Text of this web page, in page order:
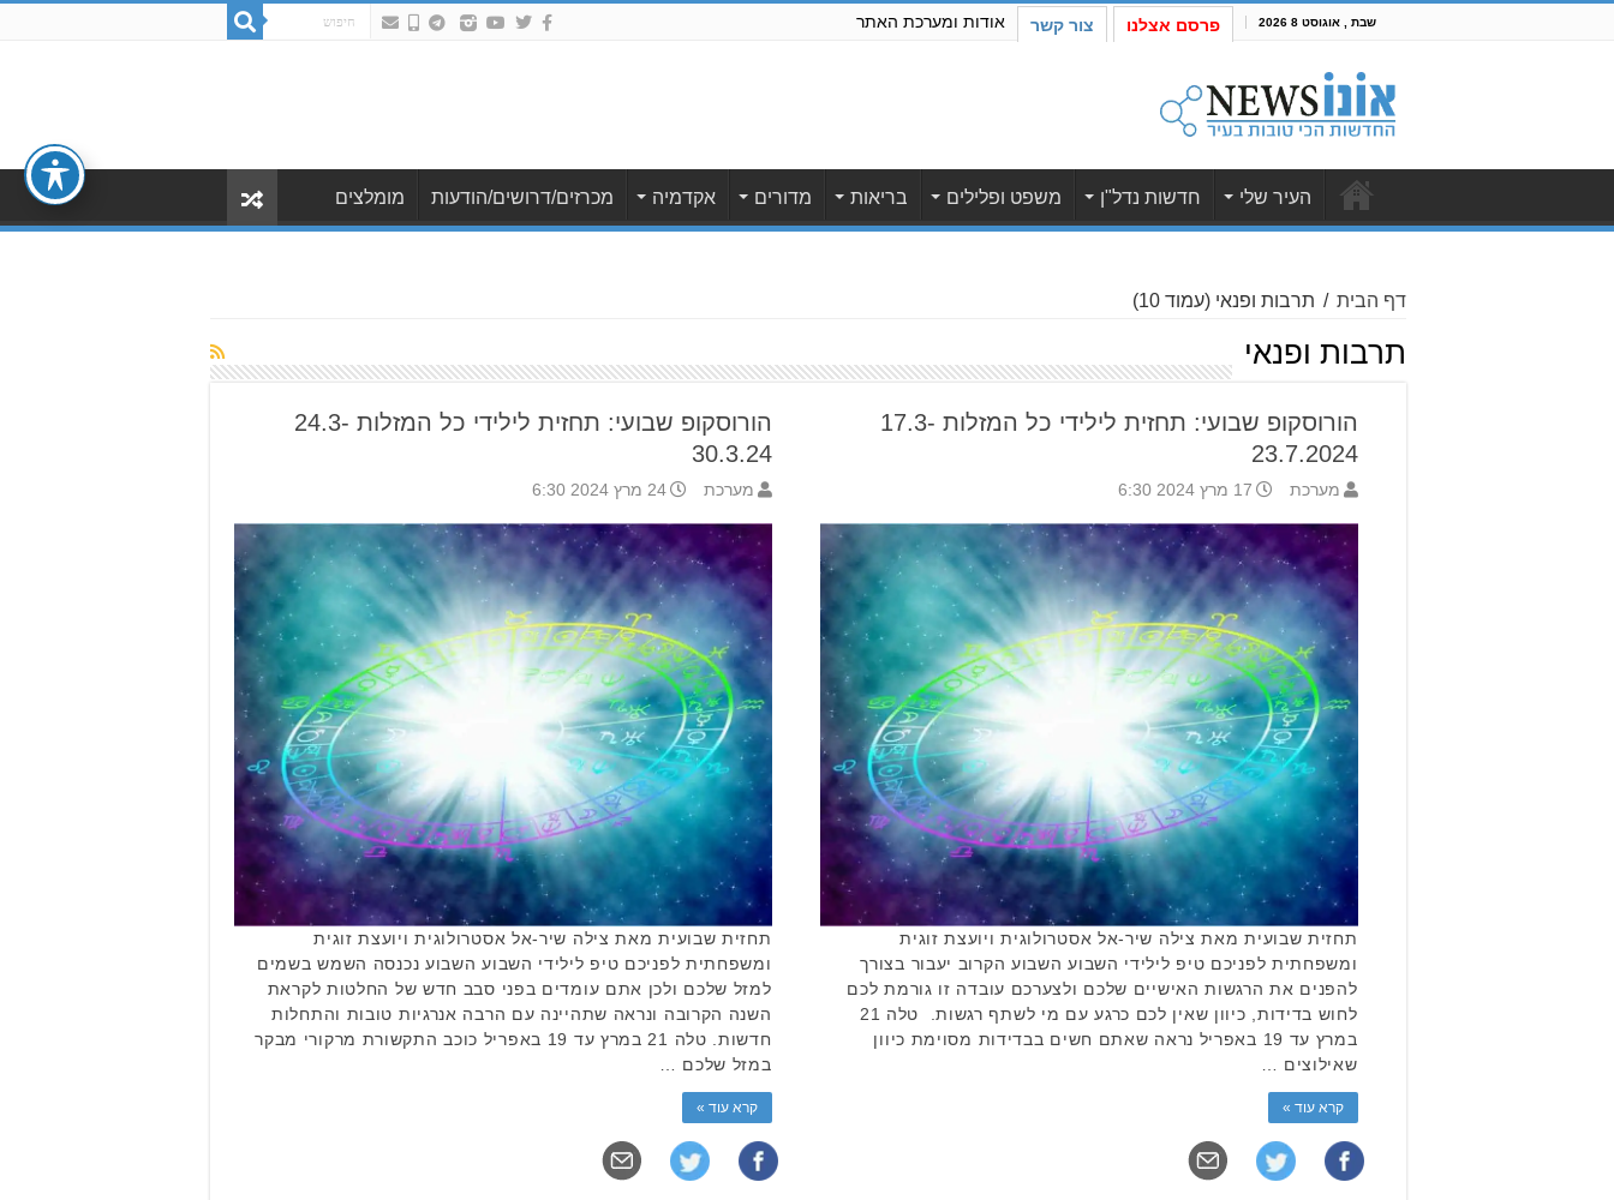
שבת , אוגוסט 8 2026 פרסם אצלנו צור קשר אודות ומערכת האתר
העיר שלי חדשות נדל"ן משפט ופלילים בריאות מדורים אקדמיה מכרזים/דרושים/הודעות מומלצים
דף הבית / תרבות ופנאי (עמוד 10)
תרבות ופנאי
הורוסקופ שבועי: תחזית לילידי כל המזלות 24.3-
30.3.24
מערכת 24 מרץ 2024 6:30
תחזית שבועית מאת צילה שיר-אל אסטרולוגית ויועצת זוגית
ומשפחתית לפניכם טיפ לילידי השבוע השבוע נכנסה השמש בשמים
למזל שלכם ולכן אתם עומדים בפני סבב חדש של החלטות לקראת
השנה הקרובה ונראה שתהיינה עם הרבה אנרגיות טובות והתחלות
חדשות. טלה 21 במרץ עד 19 באפריל כוכב התקשורת מרקורי מבקר
במזל שלכם …
קרא עוד »
הורוסקופ שבועי: תחזית לילידי כל המזלות 17.3-
23.7.2024
מערכת 17 מרץ 2024 6:30
תחזית שבועית מאת צילה שיר-אל אסטרולוגית ויועצת זוגית
ומשפחתית לפניכם טיפ לילידי השבוע השבוע הקרוב יעבור בצורך
להפנים את הרגשות האישיים שלכם ולצערכם עובדה זו גורמת לכם
לחוש בדידות, כיוון שאין לכם כרגע עם מי לשתף רגשות. טלה 21
במרץ עד 19 באפריל נראה שאתם חשים בבדידות מסוימת כיוון
שאילוצים …
קרא עוד »